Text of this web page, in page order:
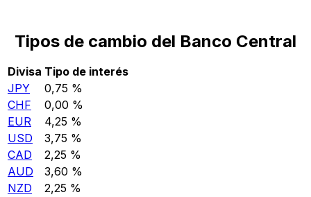
Tipos de cambio del Banco Central
Divisa Tipo de interés
JPY
0,75 %
CHF
0,00 %
EUR
4,25 %
USD
3,75 %
CAD
2,25 %
AUD
3,60 %
NZD
2,25 %